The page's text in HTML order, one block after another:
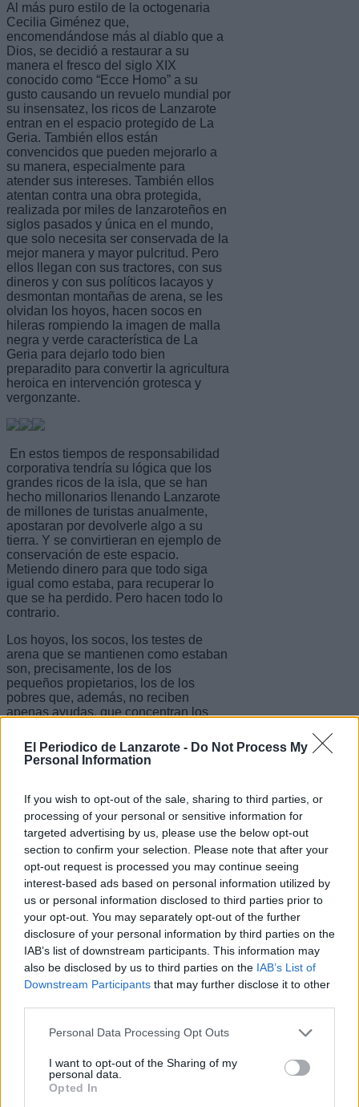
El Periodico de Lanzarote - Do Not Process My
Personal Information
If you wish to opt-out of the sale, sharing to third parties, or
processing of your personal or sensitive information for
targeted advertising by us, please use the below opt-out
section to confirm your selection. Please note that after your
opt-out request is processed you may continue seeing
interest-based ads based on personal information utilized by
us or personal information disclosed to third parties prior to
your opt-out. You may separately opt-out of the further
disclosure of your personal information by third parties on the
IAB’s list of downstream participants. This information may
also be disclosed by us to third parties on the IAB’s List of
Downstream Participants that may further disclose it to other
Personal Data Processing Opt Outs
I want to opt-out of the Sharing of my
personal data.
Opted In
Al más puro estilo de la octogenaria
Cecilia Giménez que,
encomendándose más al diablo que a
Dios, se decidió a restaurar a su
manera el fresco del siglo XIX
conocido como “Ecce Homo” a su
gusto causando un revuelo mundial por
su insensatez, los ricos de Lanzarote
entran en el espacio protegido de La
Geria. También ellos están
convencidos que pueden mejorarlo a
su manera, especialmente para
atender sus intereses. También ellos
atentan contra una obra protegida,
realizada por miles de lanzaroteños en
siglos pasados y única en el mundo,
que solo necesita ser conservada de la
mejor manera y mayor pulcritud. Pero
ellos llegan con sus tractores, con sus
dineros y con sus políticos lacayos y
desmontan montañas de arena, se les
olvidan los hoyos, hacen socos en
hileras rompiendo la imagen de malla
negra y verde característica de La
Geria para dejarlo todo bien
preparadito para convertir la agricultura
heroica en intervención grotesca y
vergonzante.
En estos tiempos de responsabilidad
corporativa tendría su lógica que los
grandes ricos de la isla, que se han
hecho millonarios llenando Lanzarote
de millones de turistas anualmente,
apostaran por devolverle algo a su
tierra. Y se convirtieran en ejemplo de
conservación de este espacio.
Metiendo dinero para que todo siga
igual como estaba, para recuperar lo
que se ha perdido. Pero hacen todo lo
contrario.
Los hoyos, los socos, los testes de
arena que se mantienen como estaban
son, precisamente, los de los
pequeños propietarios, los de los
pobres que, además, no reciben
apenas ayudas, que concentran los
malvende su pequeña parcela porque
no puede conservarla. El rico la
que no se ofreció al pobre para
conservarlo.
Es una dinámica endiablada donde
con el apoyo de la administración, y
por mor de la industria vitivinícola local,
los ricos consiguen parras baratas,
subvencionadas y trabajadas con
dinero público para luego vender el
vino más caro que nunca. Y han
conseguido calar ese sentimiento en la
administración, que no ve La Geria
como un espacio protegido de un
incalculable valor paisajístico y
lugar, los compinches del lugar,
instalan sus industrias con el único
objetivo de enriquecerse un poco más.